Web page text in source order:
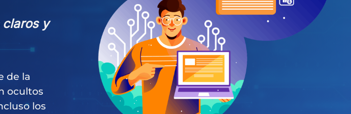
y
de la
ocultos
los